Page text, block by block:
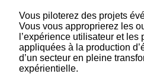
Vous piloterez des projets
Vous vous approprierez les
l’expérience utilisateur et
appliquées à la production
d’un secteur en pleine
expérientielle.